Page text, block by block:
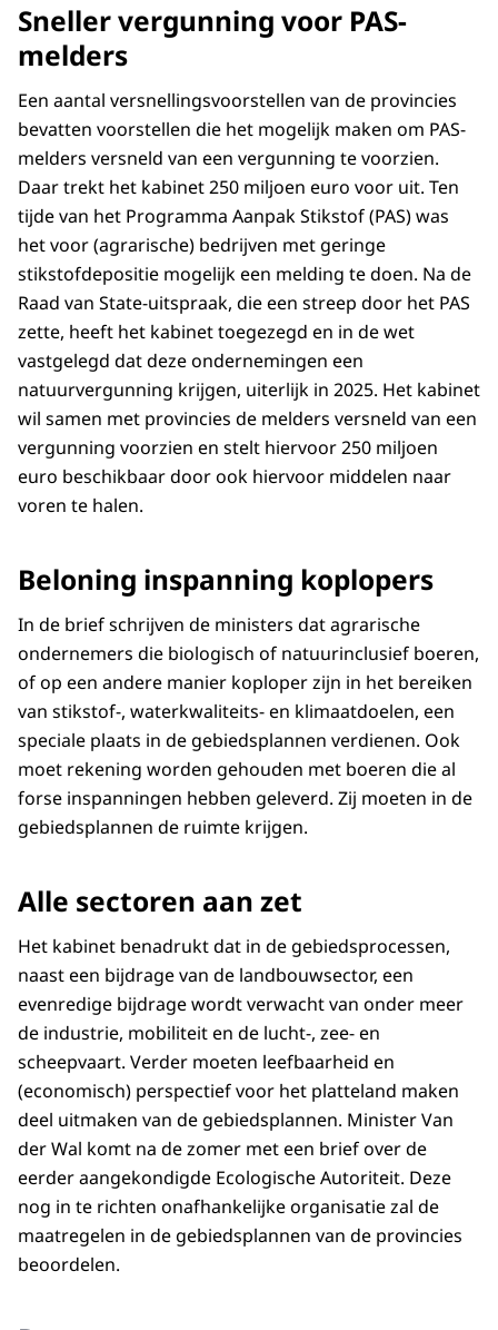
Sneller vergunning voor PAS-
melders
Een aantal versnellingsvoorstellen van de provincies
bevatten voorstellen die het mogelijk maken om PAS-
melders versneld van een vergunning te voorzien.
Daar trekt het kabinet 250 miljoen euro voor uit. Ten
tijde van het Programma Aanpak Stikstof (PAS) was
het voor (agrarische) bedrijven met geringe
stikstofdepositie mogelijk een melding te doen. Na de
Raad van State-uitspraak, die een streep door het PAS
zette, heeft het kabinet toegezegd en in de wet
vastgelegd dat deze ondernemingen een
natuurvergunning krijgen, uiterlijk in 2025. Het kabinet
wil samen met provincies de melders versneld van een
vergunning voorzien en stelt hiervoor 250 miljoen
euro beschikbaar door ook hiervoor middelen naar
voren te halen.
Beloning inspanning koplopers
In de brief schrijven de ministers dat agrarische
ondernemers die biologisch of natuurinclusief boeren,
of op een andere manier koploper zijn in het bereiken
van stikstof-, waterkwaliteits- en klimaatdoelen, een
speciale plaats in de gebiedsplannen verdienen. Ook
moet rekening worden gehouden met boeren die al
forse inspanningen hebben geleverd. Zij moeten in de
gebiedsplannen de ruimte krijgen.
Alle sectoren aan zet
Het kabinet benadrukt dat in de gebiedsprocessen,
naast een bijdrage van de landbouwsector, een
evenredige bijdrage wordt verwacht van onder meer
de industrie, mobiliteit en de lucht-, zee- en
scheepvaart. Verder moeten leefbaarheid en
(economisch) perspectief voor het platteland maken
deel uitmaken van de gebiedsplannen. Minister Van
der Wal komt na de zomer met een brief over de
eerder aangekondigde Ecologische Autoriteit. Deze
nog in te richten onafhankelijke organisatie zal de
maatregelen in de gebiedsplannen van de provincies
beoordelen.